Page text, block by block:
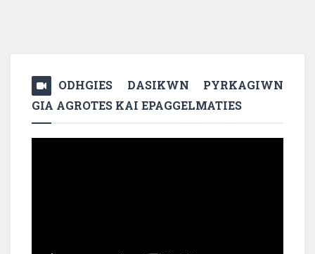
ODHGIES DASIKWN PYRKAGIWN
GIA AGROTES KAI EPAGGELMATIES